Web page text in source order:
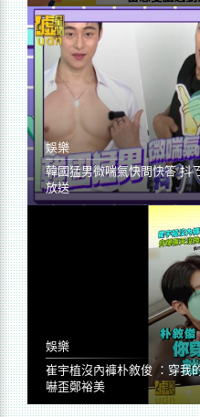
娛樂
韓國猛男微喘氣快問快答 抖
放送
娛樂
崔宇植沒內褲朴敘俊 ：穿我
嚇歪鄭裕美